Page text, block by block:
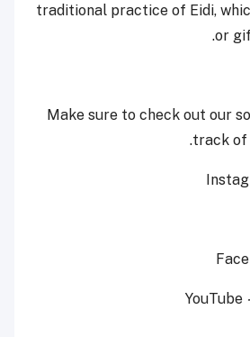
traditional practice of Eidi,
or
Make sure to check out our
track of
YouTube